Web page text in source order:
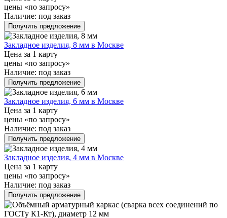
цены «по запросу»
Наличие: под заказ
Получить предложение
Закладное изделия, 8 мм в Москве
Цена за 1 карту
цены «по запросу»
Наличие: под заказ
Получить предложение
Закладное изделия, 6 мм в Москве
Цена за 1 карту
цены «по запросу»
Наличие: под заказ
Получить предложение
Закладное изделия, 4 мм в Москве
Цена за 1 карту
цены «по запросу»
Наличие: под заказ
Получить предложение